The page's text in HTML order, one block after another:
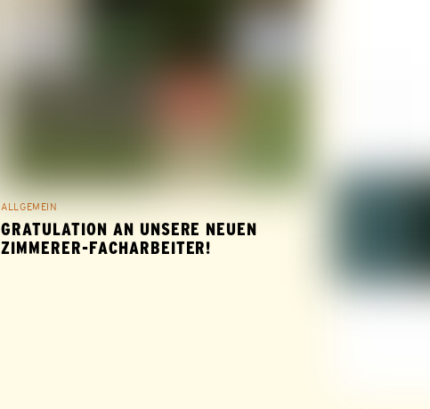
ALLGEMEIN
GRATULATION AN UNSERE NEUEN
ZIMMERER-FACHARBEITER!